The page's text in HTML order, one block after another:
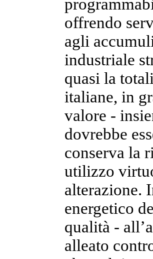
offrendo
agli
industriale
quasi la
italiane, in
valore -
dovrebbe
conserva la
utilizzo
alterazione.
energetico
qualità -
alleato